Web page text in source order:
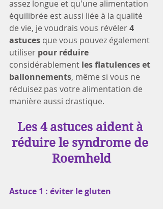
assez longue et qu'une alimentation
équilibrée est aussi liée à la qualité
de vie, je voudrais vous révéler 4
astuces que vous pouvez également
utiliser pour réduire
considérablement les flatulences et
ballonnements, même si vous ne
réduisez pas votre alimentation de
manière aussi drastique.
Les 4 astuces aident à
réduire le syndrome de
Roemheld
Astuce 1 : éviter le gluten